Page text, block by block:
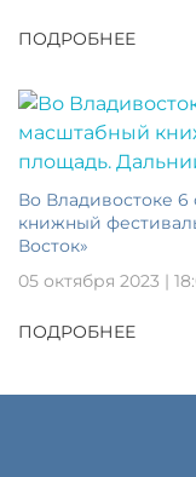
ПОДРОБНЕЕ
Во Владивостоке 6
книжный
Восток»
05 октября 2023 |
ПОДРОБНЕЕ